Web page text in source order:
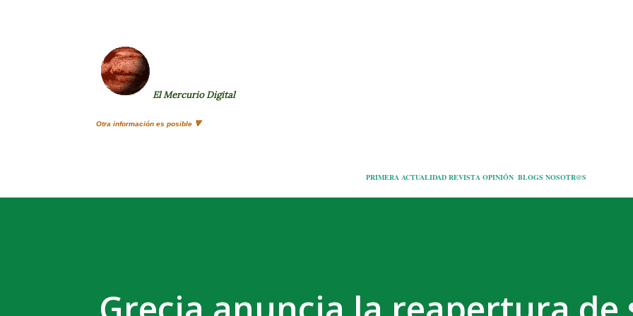
El Mercurio Digital
Otra información es posible 🔻
PRIMERA ACTUALIDAD REVISTA OPINIÓN BLOGS NOSOTR@S